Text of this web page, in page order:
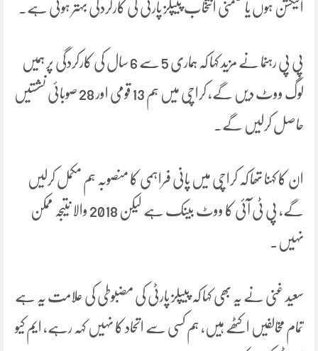
الیکشن ہوں یا ضمنی انتخاب پیپلز پارٹی کی کارکردگی بہتر ہوئی ہے۔
پی پی رہنما نے مزید کہا کہ ہماری 5 سے 6 سال کی کارکردگی پر ہمیں
لوگ ووٹ دیں گے، کراچی میں ہم 13 قومی اور 28 صوبائی نشستیں
حاصل کرلیں گے۔
ان کا کہنا تھا کہ کراچی میں پانی فراہمی کا منصوبہ ہم مکمل کرلیں
گے، پی ٹی آئی کا ووٹ بینک ہے لیکن 2018 والا نتیجہ ممکن
نہیں۔
سعید غنی نے یہ بھی کہا کہ پیپلز پارٹی کی مضبوطی کی علامت یہ ہے
تمام مخالفیں اکٹھے ہیں، ہم کسی سے اتحاد کا نہیں کہہ رہے، ایم کیو